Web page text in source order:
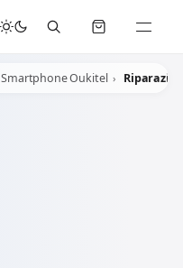
Smartphone Oukitel